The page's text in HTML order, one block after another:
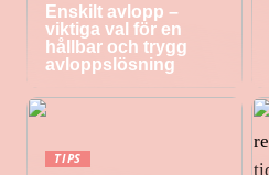
Enskilt avlopp –
viktiga val för en
hållbar och trygg
avloppslösning
TIPS